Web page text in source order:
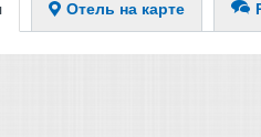
Отель на карте